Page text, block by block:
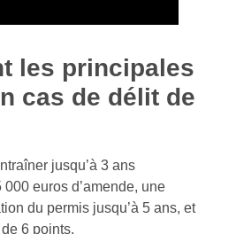
les principales
cas de délit de
jusqu’à 3 ans
euros d’amende, une
du permis jusqu’à 5 ans, et
6 points.